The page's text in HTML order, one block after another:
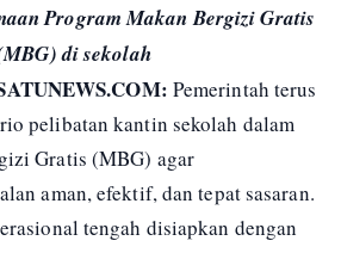
Program Makan Bergizi Gratis
di sekolah
Pemerintah terus
pelibatan kantin sekolah dalam
Gratis (MBG) agar
aman, efektif, dan tepat sasaran.
tengah disiapkan dengan